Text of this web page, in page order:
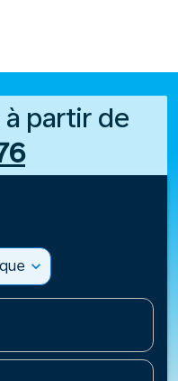
partir de
expand_more